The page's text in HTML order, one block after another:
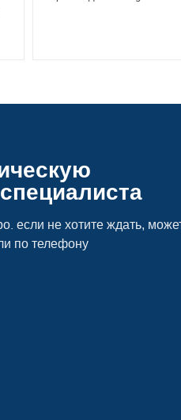
если не хотите ждать,
по телефону